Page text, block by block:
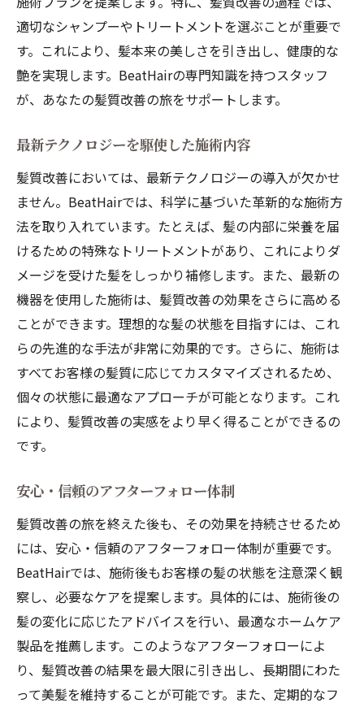
適切なシャンプーやトリートメントを選ぶことが重要で
す。これにより、髪本来の美しさを引き出し、健康的な
艶を実現します。BeatHairの専門知識を持つスタッフ
が、あなたの髪質改善の旅をサポートします。
最新テクノロジーを駆使した施術内容
髪質改善においては、最新テクノロジーの導入が欠かせ
ません。BeatHairでは、科学に基づいた革新的な施術方
法を取り入れています。たとえば、髪の内部に栄養を届
けるための特殊なトリートメントがあり、これによりダ
メージを受けた髪をしっかり補修します。また、最新の
機器を使用した施術は、髪質改善の効果をさらに高める
ことができます。理想的な髪の状態を目指すには、これ
らの先進的な手法が非常に効果的です。さらに、施術は
すべてお客様の髪質に応じてカスタマイズされるため、
個々の状態に最適なアプローチが可能となります。これ
により、髪質改善の実感をより早く得ることができるの
です。
安心・信頼のアフターフォロー体制
髪質改善の旅を終えた後も、その効果を持続させるため
には、安心・信頼のアフターフォロー体制が重要です。
BeatHairでは、施術後もお客様の髪の状態を注意深く観
察し、必要なケアを提案します。具体的には、施術後の
髪の変化に応じたアドバイスを行い、最適なホームケア
製品を推薦します。このようなアフターフォローによ
り、髪質改善の結果を最大限に引き出し、長期間にわた
って美髪を維持することが可能です。また、定期的なフ